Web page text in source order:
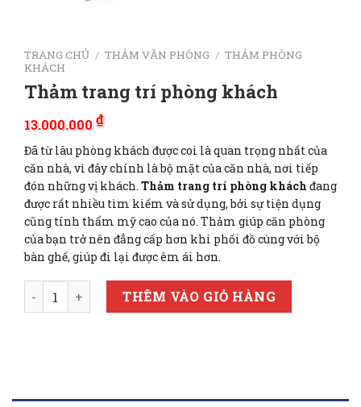
TRANG CHỦ / THẢM VĂN PHÒNG / THẢM PHÒNG
KHÁCH
Thảm trang trí phòng khách
13.000.000₫
Đã từ lâu phòng khách được coi là quan trọng nhất của
căn nhà, vì đây chính là bộ mặt của căn nhà, nơi tiếp
đón những vị khách. Thảm trang trí phòng khách đang
được rất nhiều tìm kiếm và sử dụng, bởi sự tiện dụng
cũng tính thẩm mỹ cao của nó. Thảm giúp căn phòng
của bạn trở nên đẳng cấp hơn khi phối đồ cùng với bộ
bàn ghế, giúp đi lại được êm ái hơn.
Thảm trang trí phòng khách số lượng
THÊM VÀO GIỎ HÀNG